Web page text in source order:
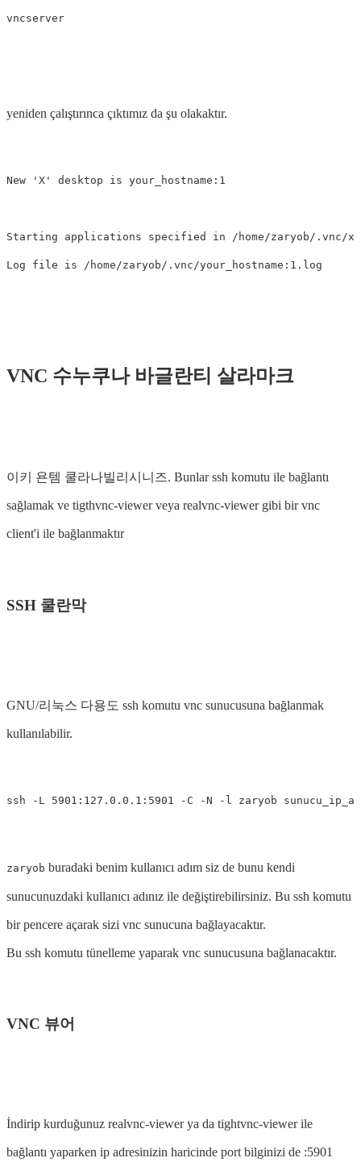
yeniden çalıştırınca çıktımız da şu olakaktır.
New 'X' desktop is your_hostname:1
Starting applications specified in /home/zaryob/.vnc/
VNC 수누쿠나 바글란티 살라마크
이키 욘템 쿨라나빌리시니즈. Bunlar ssh komutu ile bağlantı
sağlamak ve tigthvnc-viewer veya realvnc-viewer gibi bir vnc
client'i ile bağlanmaktır
SSH 쿨란막
GNU/리눅스 다용도 ssh komutu vnc sunucusuna bağlanmak
kullanılabilir.
zaryob buradaki benim kullanıcı adım siz de bunu kendi
sunucunuzdaki kullanıcı adınız ile değiştirebilirsiniz. Bu ssh komutu
bir pencere açarak sizi vnc sunucuna bağlayacaktır.
Bu ssh komutu tünelleme yaparak vnc sunucusuna bağlanacaktır.
VNC 뷰어
İndirip kurduğunuz realvnc-viewer ya da tightvnc-viewer ile
bağlantı yaparken ip adresinizin haricinde port bilginizi de :5901